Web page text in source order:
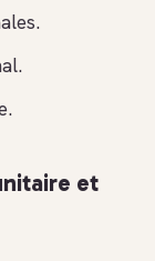
et